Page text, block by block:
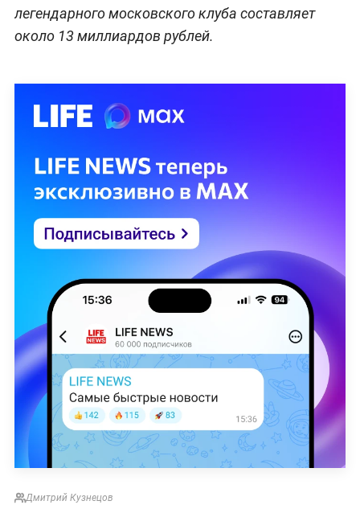
легендарного московского клуба составляет
около 13 миллиардов рублей.
Дмитрий Кузнецов